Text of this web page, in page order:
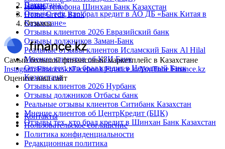
Номер телефона Шинхан Банк Казахстан
Пакистана"
Отзывы тех, кто брал кредит в АО ДБ «Банк Китая в
Казахстане»
Отзывы клиентов 2026 Евразийский банк
Отзывы должников Заман-Банк
Реальные отзывы клиентов Исламский Банк Al Hilal
Мнение клиентов об КЗИ Банк
Отзывы тех, кто брал кредит в Народный Банк
Казахстана
Отзывы клиентов 2026 Нурбанк
Отзывы должников Отбасы банк
Реальные отзывы клиентов Ситибанк Казахстан
Мнение клиентов об ЦентрКредит (БЦК)
Отзывы тех, кто брал кредит в Шинхан Банк Казахстан
Банки
Home Credit Bank
Отзывы
Самый большой финансовый маркетплейс в Казахстане
Instagram Finance.kzFacebook Finance.kzYouTube Finance.kz
Оцените наш сайт
Контакты
Пользовательское соглашение
Политика конфиденциальности
Редакционная политика